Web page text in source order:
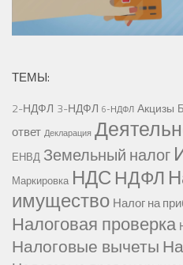
ТЕМЫ:
2-НДФЛ 3-НДФЛ 6-НДФЛ Акцизы
ответ Декларация
ЕНВД Земельный налог
Маркировка НДС НДФЛ
имущество Налог на
Налоговая проверка
Налоговые вычеты